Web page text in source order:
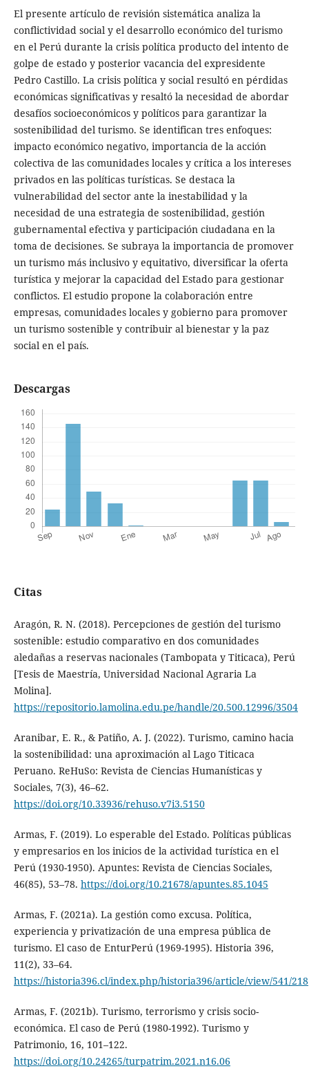
El presente artículo de revisión sistemática analiza la
conflictividad social y el desarrollo económico del turismo
en el Perú durante la crisis política producto del intento de
golpe de estado y posterior vacancia del expresidente
Pedro Castillo. La crisis política y social resultó en pérdidas
económicas significativas y resaltó la necesidad de abordar
desafíos socioeconómicos y políticos para garantizar la
sostenibilidad del turismo. Se identifican tres enfoques:
impacto económico negativo, importancia de la acción
colectiva de las comunidades locales y crítica a los intereses
privados en las políticas turísticas. Se destaca la
vulnerabilidad del sector ante la inestabilidad y la
necesidad de una estrategia de sostenibilidad, gestión
gubernamental efectiva y participación ciudadana en la
toma de decisiones. Se subraya la importancia de promover
un turismo más inclusivo y equitativo, diversificar la oferta
turística y mejorar la capacidad del Estado para gestionar
conflictos. El estudio propone la colaboración entre
empresas, comunidades locales y gobierno para promover
un turismo sostenible y contribuir al bienestar y la paz
social en el país.
Descargas
Citas
Aragón, R. N. (2018). Percepciones de gestión del turismo
sostenible: estudio comparativo en dos comunidades
aledañas a reservas nacionales (Tambopata y Titicaca), Perú
[Tesis de Maestría, Universidad Nacional Agraria La
Molina].
https://repositorio.lamolina.edu.pe/handle/20.500.12996/3504
Aranibar, E. R., & Patiño, A. J. (2022). Turismo, camino hacia
la sostenibilidad: una aproximación al Lago Titicaca
Peruano. ReHuSo: Revista de Ciencias Humanísticas y
Sociales, 7(3), 46–62.
https://doi.org/10.33936/rehuso.v7i3.5150
Armas, F. (2019). Lo esperable del Estado. Políticas públicas
y empresarios en los inicios de la actividad turística en el
Perú (1930-1950). Apuntes: Revista de Ciencias Sociales,
46(85), 53–78. https://doi.org/10.21678/apuntes.85.1045
Armas, F. (2021a). La gestión como excusa. Política,
experiencia y privatización de una empresa pública de
turismo. El caso de EnturPerú (1969-1995). Historia 396,
11(2), 33–64.
https://historia396.cl/index.php/historia396/article/view/541/218
Armas, F. (2021b). Turismo, terrorismo y crisis socio-
económica. El caso de Perú (1980-1992). Turismo y
Patrimonio, 16, 101–122.
https://doi.org/10.24265/turpatrim.2021.n16.06